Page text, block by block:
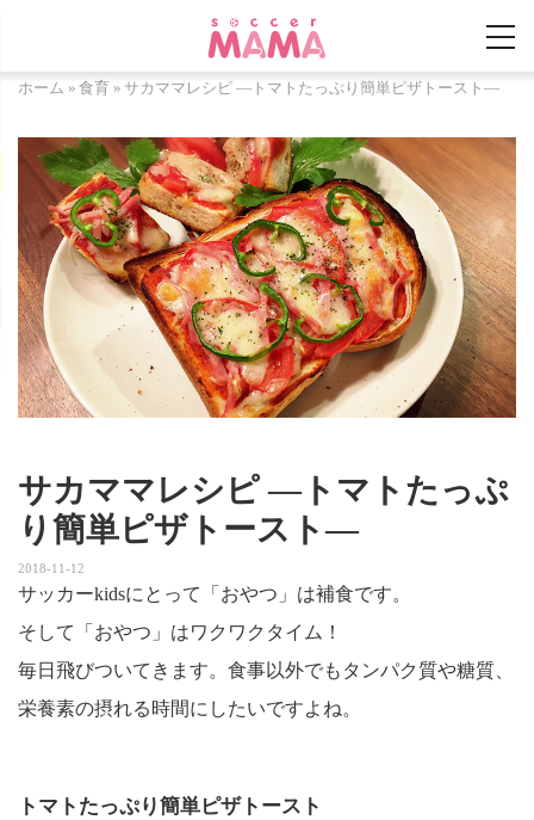
ホーム » 食育 » サカママレシピ ―トマトたっぷり簡単ピザトースト―
サカママレシピ ―トマトたっぷ
り簡単ピザトースト―
2018-11-12
サッカーkidsにとって「おやつ」は補食です。
そして「おやつ」はワクワクタイム！
毎日飛びついてきます。食事以外でもタンパク質や糖質、
栄養素の摂れる時間にしたいですよね。
トマトたっぷり簡単ピザトースト